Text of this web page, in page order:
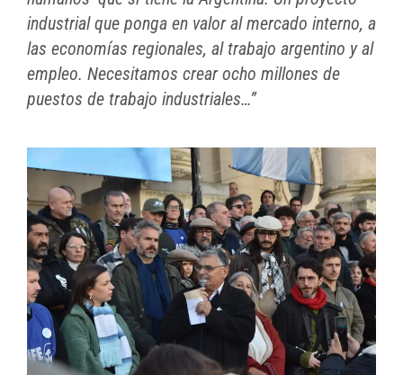
industrial que ponga en valor al mercado interno, a
las economías regionales, al trabajo argentino y al
empleo. Necesitamos crear ocho millones de
puestos de trabajo industriales…”